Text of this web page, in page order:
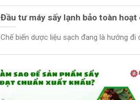
Đầu tư máy sấy lạnh bảo toàn
Chế biến dược liệu sạch đang là hướng đi